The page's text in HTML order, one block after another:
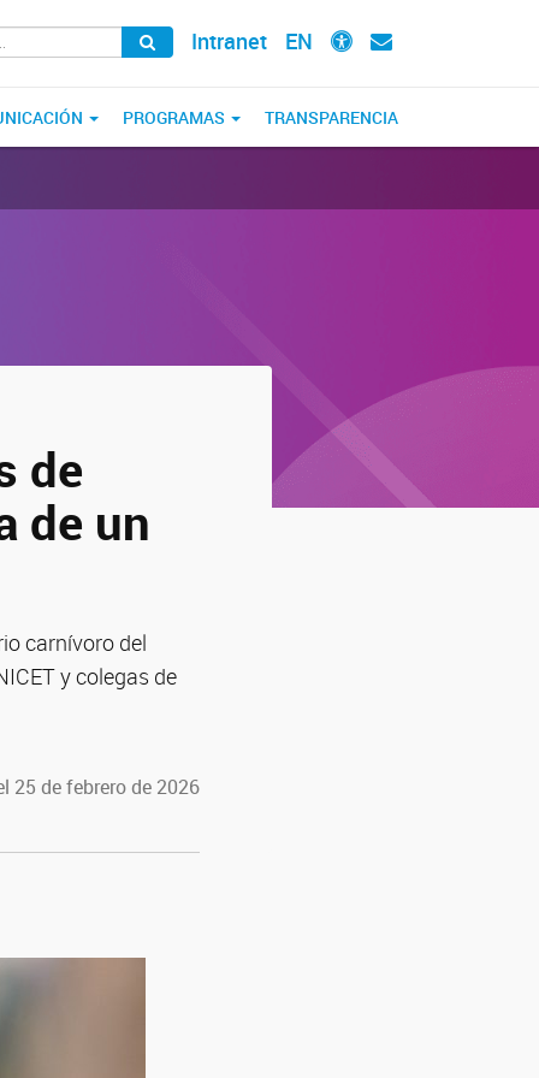
Intranet EN
PROGRAMAS TRANSPARENCIA
de
de un
carnívoro del
y colegas de
25 de febrero de 2026